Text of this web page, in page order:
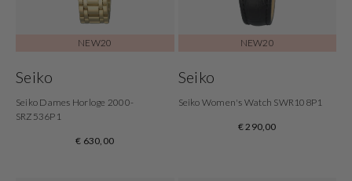
NEW20
Seiko
Seiko Dames Horloge 2000-
SRZ536P1
€ 630,00
NEW20
Seiko
Seiko Women's Watch SWR108P1
€ 290,00